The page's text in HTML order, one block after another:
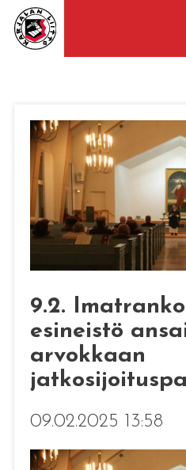
9.2.
esineistö
arvokkaan
09.02.2025 13:58